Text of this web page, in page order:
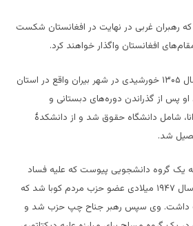
رهبران غربی در نهایت در افغانستان شکست
افغانستان واگذار خواهند کرد.
فیدل کاسترو، در ۲۱ مرداد سال ۱۳۰۵ خورشیدی در شهر بیران واقع در استان
پس از گذراندن دوره‌های دبستانی و
شامل دانشگاه حقوق شد و از دانشکدۀ
شد.
یک گروه دانشجویی پیوست که علیه فساد
سیاسی مبارزه می‌کرد. او در سال ۱۹۴۷ میلادی عضو حزب مردم کوبا شد که
داشت. وی سپس رهبر جناح چپ حزب شد و